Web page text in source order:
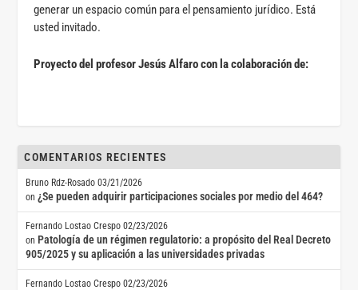
generar un espacio común para el pensamiento jurídico. Está
usted invitado.
Proyecto del profesor Jesús Alfaro con la colaboración de:
COMENTARIOS RECIENTES
Bruno Rdz-Rosado 03/21/2026
on¿Se pueden adquirir participaciones sociales por medio del 464?
Fernando Lostao Crespo 02/23/2026
on Patología de un régimen regulatorio: a propósito del Real Decreto
905/2025 y su aplicación a las universidades privadas
Fernando Lostao Crespo 02/23/2026